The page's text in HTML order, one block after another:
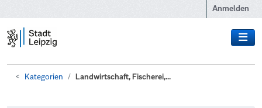
Anmelden
Kategorien Landwirtschaft, Fischerei,...